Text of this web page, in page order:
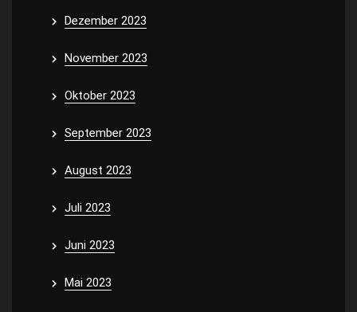
Dezember 2023
November 2023
Oktober 2023
September 2023
August 2023
Juli 2023
Juni 2023
Mai 2023